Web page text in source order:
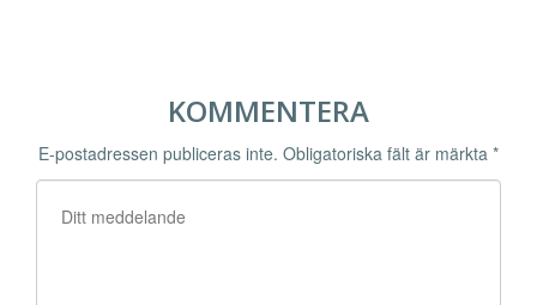
KOMMENTERA
E-postadressen publiceras inte. Obligatoriska fält är märkta *